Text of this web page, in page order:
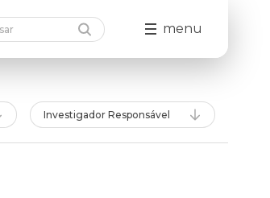
menu
Investigador Responsável